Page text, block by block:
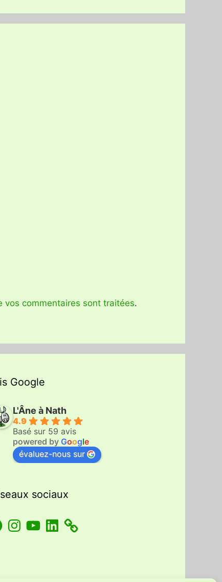
vos commentaires sont traitées.
Google
L'Âne à Nath
4.9
Basé sur 59 avis
powered by Google
évaluez-nous sur
sociaux
Instagram
YouTubeLinkedIn